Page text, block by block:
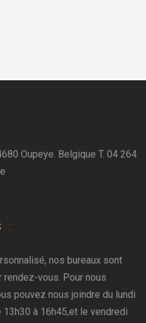
Oupeye. Belgique T. 04 264
nos bureaux sont
vous. Pour nous
pouvez nous joindre du lundi
à 16h45,et le vendredi